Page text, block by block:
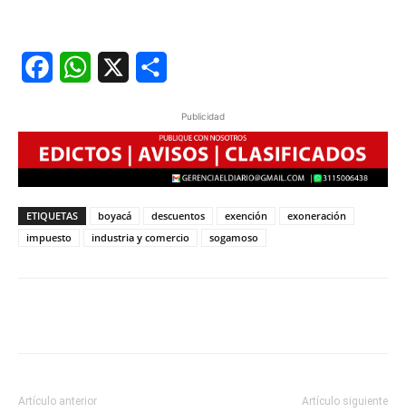
FacebookWhatsApp
Publicidad
ETIQUETAS boyacá descuentos exención
exoneración
impuesto
industria y comercio sogamoso
Artículo anterior Artículo siguiente